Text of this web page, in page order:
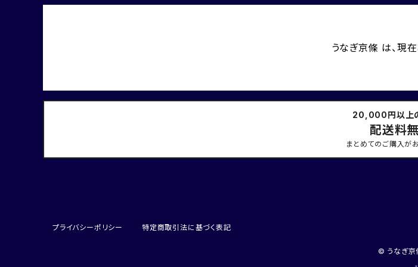
うなぎ京條 は、現
20,000円以上
配送料
まとめてのご購入が
プライバシーポリシー 特定商取引法に基づく表記
© うなぎ京